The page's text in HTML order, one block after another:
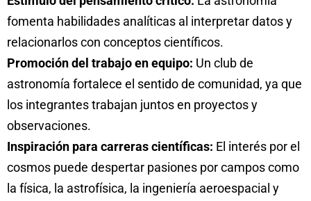
fomenta habilidades analíticas al interpretar datos y
relacionarlos con conceptos científicos.
Promoción del trabajo en equipo: Un club de
astronomía fortalece el sentido de comunidad, ya que
los integrantes trabajan juntos en proyectos y
observaciones.
Inspiración para carreras científicas: El interés por el
cosmos puede despertar pasiones por campos como
la física, la astrofísica, la ingeniería aeroespacial y